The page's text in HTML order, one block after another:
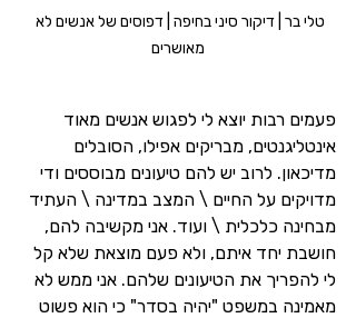
טלי בר | דיקור סיני בחיפה | דפוסים של אנשים לא
מאושרים
פעמים רבות יוצא לי לפגוש אנשים מאוד
אינטליגנטים, מבריקים אפילו, הסובלים
מדיכאון. לרוב יש להם טיעונים מבוססים ודי
מדויקים על החיים \ המצב במדינה \ העתיד
מבחינה כלכלית \ ועוד. אני מקשיבה להם,
חושבת יחד איתם, ולא פעם מוצאת שלא קל
לי להפריך את הטיעונים שלהם. אני ממש לא
מאמינה במשפט "יהיה בסדר" כי הוא פשוט